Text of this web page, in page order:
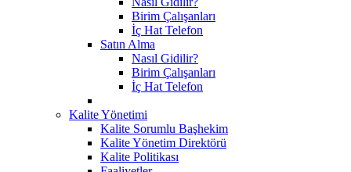
Birim Çalışanları
İç Hat Telefon
Satın Alma
Nasıl Gidilir?
Birim Çalışanları
İç Hat Telefon
Kalite Yönetimi
Kalite Sorumlu Başhekim
Kalite Yönetim Direktörü
Kalite Politikası